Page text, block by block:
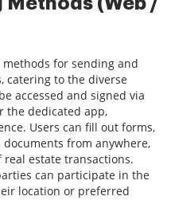
for sending and
catering to the diverse
accessed and signed via
the dedicated app,
Users can fill out forms,
from anywhere,
estate transactions.
can participate in the
location or preferred